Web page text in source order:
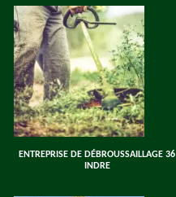
ENTREPRISE DE DÉBROUSSAILLAGE 36
INDRE